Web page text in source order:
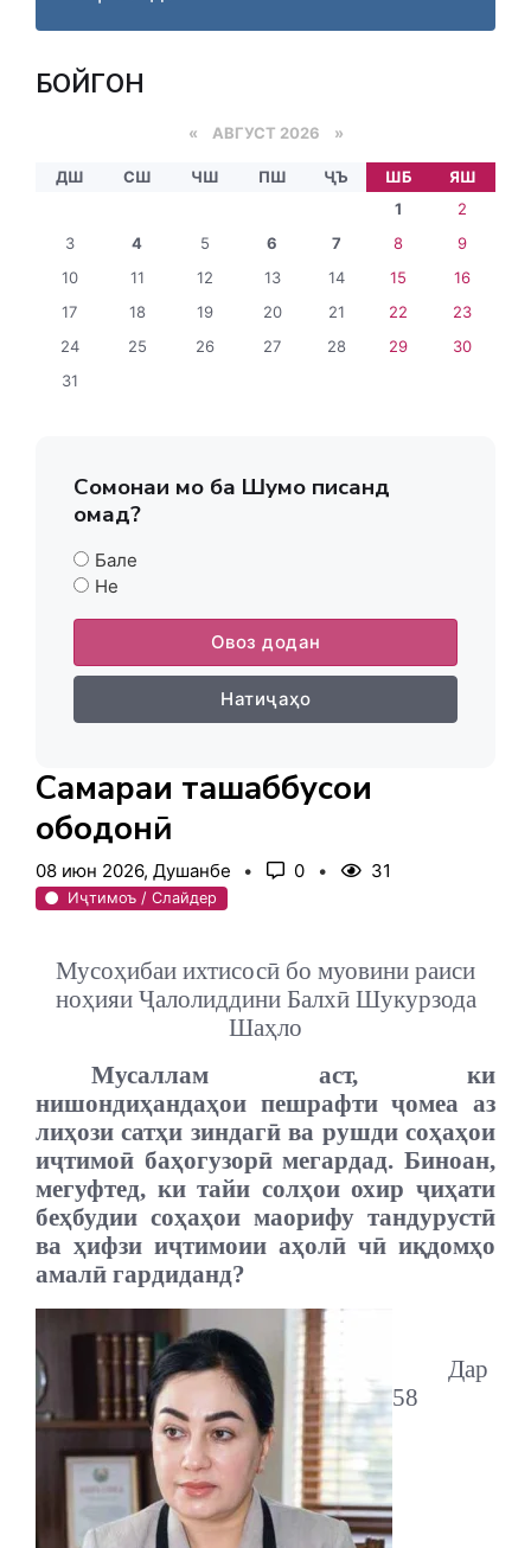
БОЙГОНӢ
« АВГУСТ 2026 »
ДШ СШ ЧШ ПШ ҶЪ ШБ
ЯШ
1
2
3
4 5 6 7 8
9
10
11 12 13 14 15
16
17
18 19 20 21 22
23
24
25 26 27 28 29
30
31
Сомонаи мо ба Шумо писанд
омад?
Бале
Не
Овоз додан
Натиҷаҳо
Самараи ташаббусҳои
ободонӣ
08 июн 2026, Душанбе 0 31
Иҷтимоъ / Слайдер
Мусоҳибаи ихтисосӣ бо муовини раиси
ноҳияи Ҷалолиддини Балхӣ Шукурзода
Шаҳло
Мусаллам аст, ки
нишондиҳандаҳои пешрафти ҷомеа аз
лиҳози сатҳи зиндагӣ ва рушди соҳаҳои
иҷтимоӣ баҳогузорӣ мегардад. Биноан,
мегуфтед, ки тайи солҳои охир ҷиҳати
беҳбудии соҳаҳои маорифу тандурустӣ
ва ҳифзи иҷтимоии аҳолӣ чӣ иқдомҳо
амалӣ гардиданд?
Дар
58